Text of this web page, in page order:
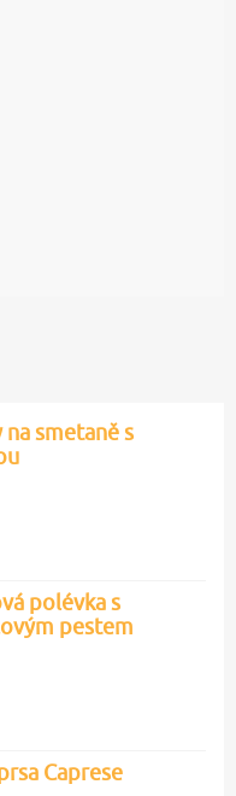
na smetaně s
polévka s
pestem
Caprese